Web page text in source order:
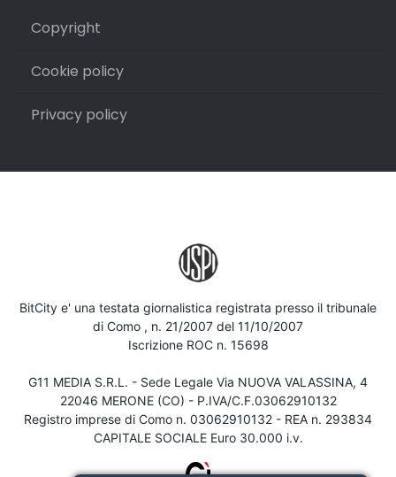
Copyright
Cookie policy
Privacy policy
BitCity e' una testata giornalistica registrata presso il tribunale
di Como , n. 21/2007 del 11/10/2007
Iscrizione ROC n. 15698
G11 MEDIA S.R.L. - Sede Legale Via NUOVA VALASSINA, 4
22046 MERONE (CO) - P.IVA/C.F.03062910132
Registro imprese di Como n. 03062910132 - REA n. 293834
CAPITALE SOCIALE Euro 30.000 i.v.